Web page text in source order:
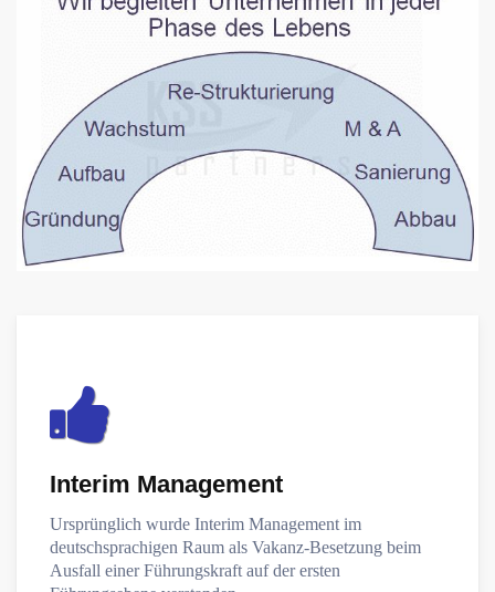
Interim Management
Ursprünglich wurde Interim Management im
deutschsprachigen Raum als Vakanz-Besetzung beim
Ausfall einer Führungskraft auf der ersten